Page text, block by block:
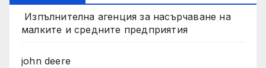
Изпълнителна агенция за насърчаване на
малките и средните предприятия
john deere